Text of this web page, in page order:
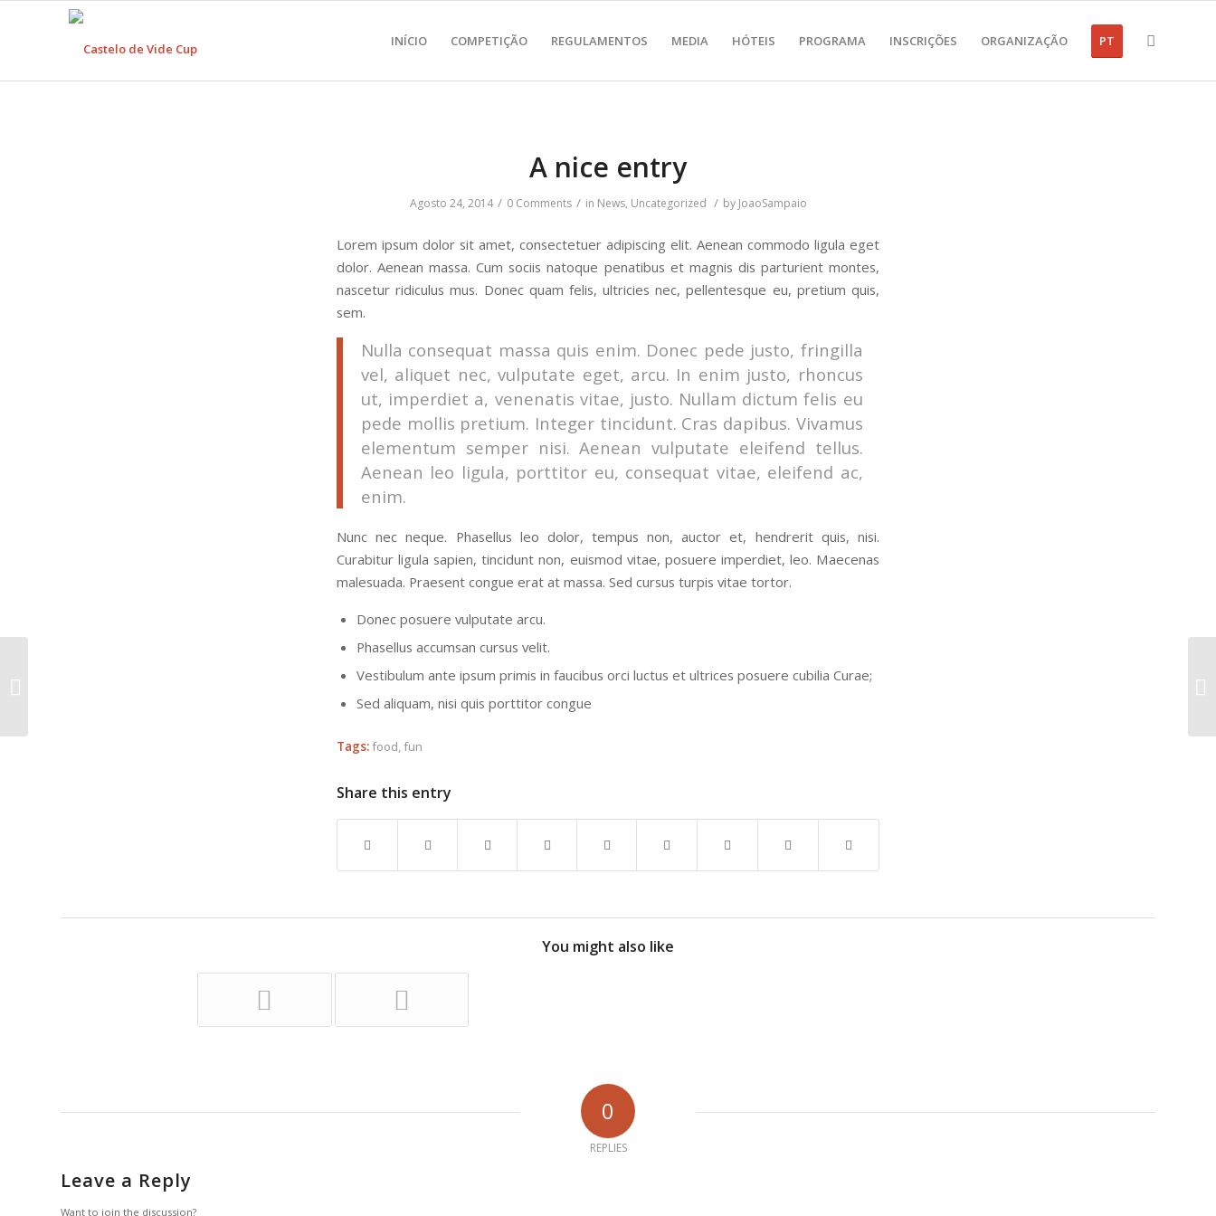
INÍCIO COMPETIÇÃO REGULAMENTOS MEDIA HÓTEIS PROGRAMA INSCRIÇÕES ORGANIZAÇÃO PT
A nice entry
Agosto 24, 2014 / 0 Comments / in News, Uncategorized / by JoaoSampaio
Lorem ipsum dolor sit amet, consectetuer adipiscing elit. Aenean commodo ligula eget
dolor. Aenean massa. Cum sociis natoque penatibus et magnis dis parturient montes,
nascetur ridiculus mus. Donec quam felis, ultricies nec, pellentesque eu, pretium quis,
sem.
Nulla consequat massa quis enim. Donec pede justo, fringilla
vel, aliquet nec, vulputate eget, arcu. In enim justo, rhoncus
ut, imperdiet a, venenatis vitae, justo. Nullam dictum felis eu
pede mollis pretium. Integer tincidunt. Cras dapibus. Vivamus
elementum semper nisi. Aenean vulputate eleifend tellus.
Aenean leo ligula, porttitor eu, consequat vitae, eleifend ac,
enim.
Nunc nec neque. Phasellus leo dolor, tempus non, auctor et, hendrerit quis, nisi.
Curabitur ligula sapien, tincidunt non, euismod vitae, posuere imperdiet, leo. Maecenas
malesuada. Praesent congue erat at massa. Sed cursus turpis vitae tortor.
Donec posuere vulputate arcu.
Phasellus accumsan cursus velit.
Vestibulum ante ipsum primis in faucibus orci luctus et ultrices posuere cubilia Curae;
Sed aliquam, nisi quis porttitor congue
Tags:food fun
Share this entry
You might also like
0
REPLIES
Leave a Reply
Want to join the discussion?